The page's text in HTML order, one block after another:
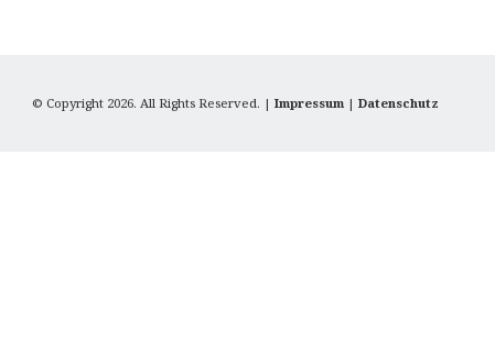
© Copyright 2026. All Rights Reserved. | Impressum| Datenschutz